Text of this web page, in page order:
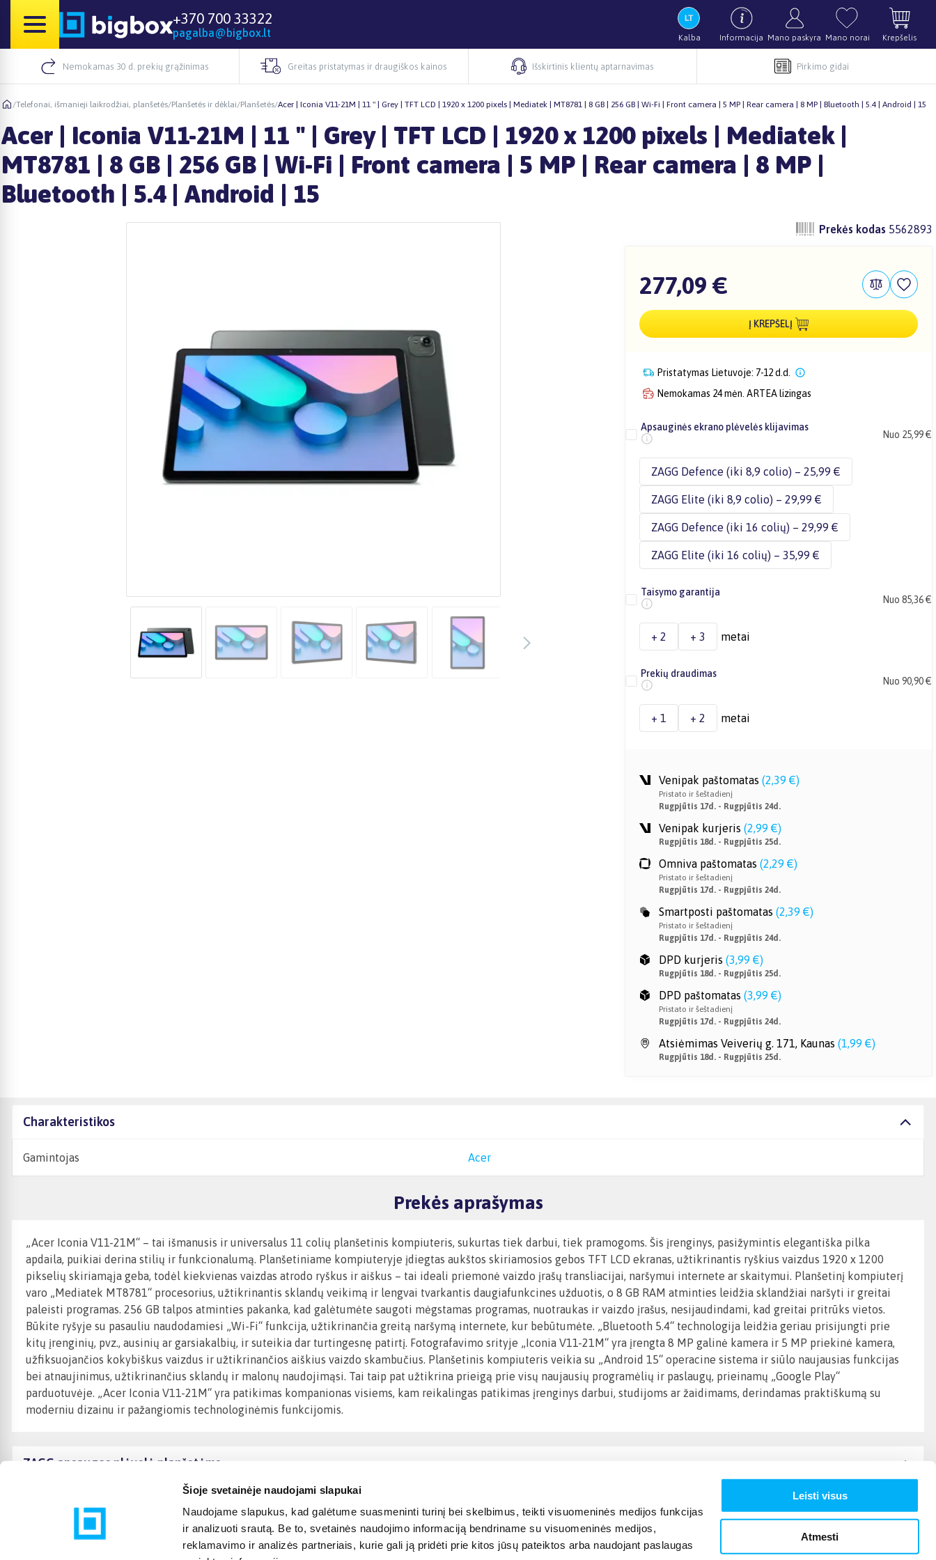
Šioje svetainėje naudojami slapukai
Naudojame slapukus, kad galėtume suasmeninti turinį bei skelbimus, teikti visuomeninės medijos funkcijas
ir analizuoti srautą. Be to, svetainės naudojimo informaciją bendriname su visuomeninės medijos,
reklamavimo ir analizės partneriais, kurie gali ją pridėti prie kitos jūsų pateiktos arba naudojant paslaugas
Leisti visus
Atmesti
+370 700 33322
pagalba@bigbox.lt Kalba Informacija Mano paskyra Mano norai Krepšelis
Nemokamas 30 d. prekių grąžinimas Greitas pristatymas ir draugiškos kainos Išskirtinis klientų aptarnavimas Pirkimo gidai
/Telefonai, išmanieji laikrodžiai, planšetės/Planšetės ir dėklai/Planšetės/Acer | Iconia V11-21M | 11 " | Grey | TFT LCD | 1920 x 1200 pixels | Mediatek | MT8781 | 8 GB | 256 GB | Wi-Fi | Front camera | 5 MP | Rear camera | 8 MP | Bluetooth | 5.4 | Android | 15
Acer | Iconia V11-21M | 11 " | Grey | TFT LCD | 1920 x 1200 pixels | Mediatek |
MT8781 | 8 GB | 256 GB | Wi-Fi | Front camera | 5 MP | Rear camera | 8 MP |
Bluetooth | 5.4 | Android | 15
Prekės kodas 5562893
277,09 €
Į KREPŠELĮ
Pristatymas Lietuvoje: 7-12 d.d.
Nemokamas 24 mėn. ARTEA lizingas
Apsauginės ekrano plėvelės klijavimas
Nuo 25,99 €
ZAGG Defence (iki 8,9 colio) – 25,99 €
ZAGG Elite (iki 8,9 colio) – 29,99 €
ZAGG Defence (iki 16 colių) – 29,99 €
ZAGG Elite (iki 16 colių) – 35,99 €
Taisymo garantija
Nuo 85,36 €
+ 2 + 3 metai
Prekių draudimas
Nuo 90,90 €
+ 1 + 2 metai
Venipak paštomatas (2,39 €)
Pristato ir šeštadienį
Rugpjūtis 17d. - Rugpjūtis 24d.
Venipak kurjeris (2,99 €)
Rugpjūtis 18d. - Rugpjūtis 25d.
Omniva paštomatas (2,29 €)
Pristato ir šeštadienį
Rugpjūtis 17d. - Rugpjūtis 24d.
Smartposti paštomatas (2,39 €)
Pristato ir šeštadienį
Rugpjūtis 17d. - Rugpjūtis 24d.
DPD kurjeris (3,99 €)
Rugpjūtis 18d. - Rugpjūtis 25d.
DPD paštomatas (3,99 €)
Pristato ir šeštadienį
Rugpjūtis 17d. - Rugpjūtis 24d.
Atsiėmimas Veiverių g. 171, Kaunas (1,99 €)
Rugpjūtis 18d. - Rugpjūtis 25d.
Charakteristikos
Gamintojas Acer
Prekės aprašymas
„Acer Iconia V11-21M“ – tai išmanusis ir universalus 11 colių planšetinis kompiuteris, sukurtas tiek darbui, tiek pramogoms. Šis įrenginys, pasižymintis elegantiška pilka
apdaila, puikiai derina stilių ir funkcionalumą. Planšetiniame kompiuteryje įdiegtas aukštos skiriamosios gebos TFT LCD ekranas, užtikrinantis ryškius vaizdus 1920 x 1200
pikselių skiriamąja geba, todėl kiekvienas vaizdas atrodo ryškus ir aiškus – tai ideali priemonė vaizdo įrašų transliacijai, naršymui internete ar skaitymui. Planšetinį kompiuterį
varo „Mediatek MT8781“ procesorius, užtikrinantis sklandų veikimą ir lengvai tvarkantis daugiafunkcines užduotis, o 8 GB RAM atminties leidžia sklandžiai naršyti ir greitai
paleisti programas. 256 GB talpos atminties pakanka, kad galėtumėte saugoti mėgstamas programas, nuotraukas ir vaizdo įrašus, nesijaudindami, kad greitai pritrūks vietos.
Būkite ryšyje su pasauliu naudodamiesi „Wi-Fi“ funkcija, užtikrinančia greitą naršymą internete, kur bebūtumėte. „Bluetooth 5.4“ technologija leidžia geriau prisijungti prie
kitų įrenginių, pvz., ausinių ar garsiakalbių, ir suteikia dar turtingesnę patirtį. Fotografavimo srityje „Iconia V11-21M“ yra įrengta 8 MP galinė kamera ir 5 MP priekinė kamera,
užfiksuojančios kokybiškus vaizdus ir užtikrinančios aiškius vaizdo skambučius. Planšetinis kompiuteris veikia su „Android 15“ operacine sistema ir siūlo naujausias funkcijas
bei atnaujinimus, užtikrinančius sklandų ir malonų naudojimąsi. Tai taip pat užtikrina prieigą prie visų naujausių programėlių ir paslaugų, prieinamų „Google Play“
parduotuvėje. „Acer Iconia V11-21M“ yra patikimas kompanionas visiems, kam reikalingas patikimas įrenginys darbui, studijoms ar žaidimams, derindamas praktiškumą su
moderniu dizainu ir pažangiomis technologinėmis funkcijomis.
ZAGG apsaugos plėvelė planšetėms